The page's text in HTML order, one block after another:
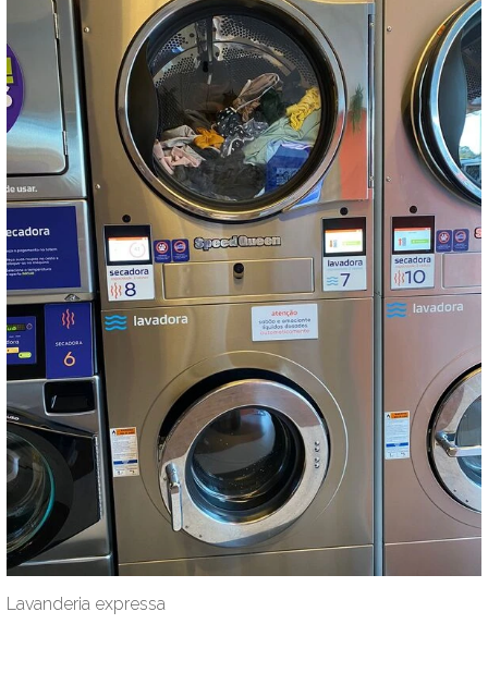
Lavanderia expressa